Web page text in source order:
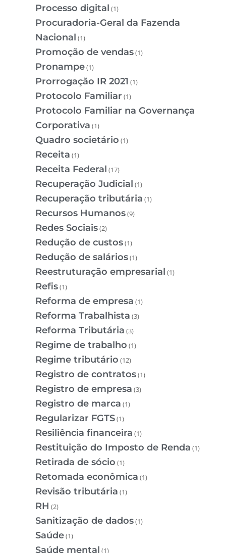
Processo digital (1)
Procuradoria-Geral da Fazenda
Nacional (1)
Promoção de vendas(1)
Pronampe(1)
Prorrogação IR 2021 (1)
Protocolo Familiar (1)
Protocolo Familiar na Governança
Corporativa (1)
Quadro societário (1)
Receita (1)
Receita Federal (17)
Recuperação Judicial (1)
Recuperação tributária (1)
Recursos Humanos(9)
Redes Sociais(2)
Redução de custos(1)
Redução de salários(1)
Reestruturação empresarial (1)
Refis(1)
Reforma de empresa (1)
Reforma Trabalhista (3)
Reforma Tributária (3)
Regime de trabalho (1)
Regime tributário (12)
Registro de contratos(1)
Registro de empresa (3)
Registro de marca (1)
Regularizar FGTS(1)
Resiliência financeira (1)
Restituição do Imposto de Renda (1)
Retirada de sócio (1)
Retomada econômica (1)
Revisão tributária (1)
RH (2)
Sanitização de dados(1)
Saúde(1)
Saúde mental (1)